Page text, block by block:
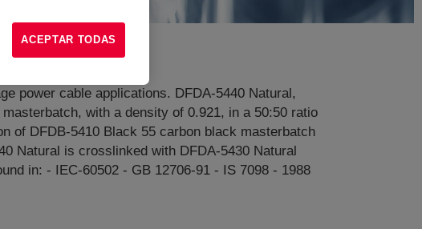
power cable applications. DFDA-5440 Natural,
with a density of 0.921, in a 50:50 ratio
of DFDB-5410 Black 55 carbon black masterbatch
Natural is crosslinked with DFDA-5430 Natural
in: - IEC-60502 - GB 12706-91 - IS 7098 - 1988
ACEPTAR TODAS